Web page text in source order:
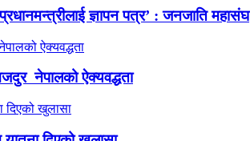
ज्ञापन पत्र’ : जनजाति महासंघ
नेपालको ऐक्यवद्धता